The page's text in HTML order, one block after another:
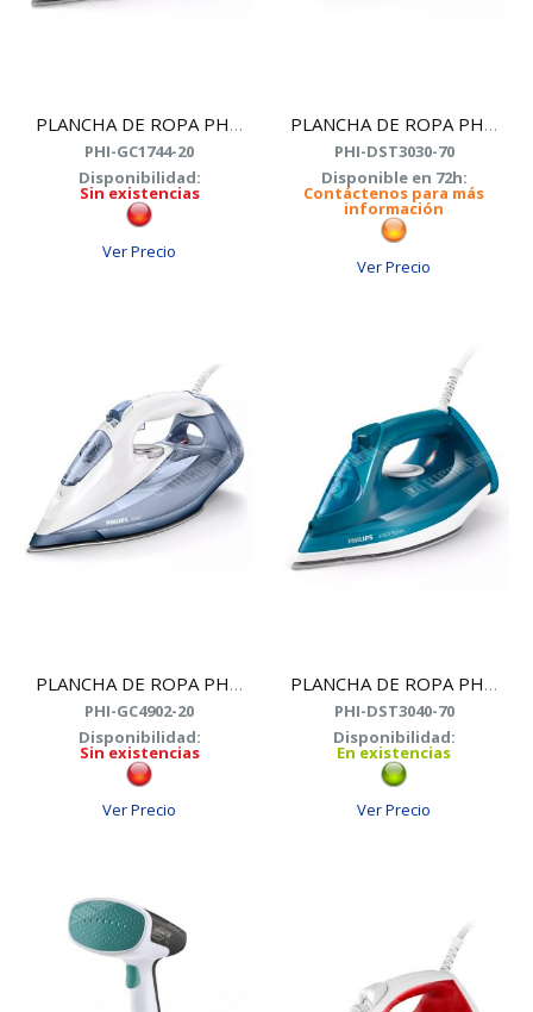
PLANCHA DE ROPA PHILIPS GC1744/20
PHI-GC1744-20
Disponibilidad:
Sin existencias
Ver Precio
PLANCHA DE ROPA PHILIPS DST3030/70
PHI-DST3030-70
Disponible en 72h:
Contáctenos para más
información
Ver Precio
PLANCHA DE ROPA PHILIPS GC4902/20 2800W
PHI-GC4902-20
Disponibilidad:
Sin existencias
Ver Precio
PLANCHA DE ROPA PHILIPS DST3040/70 2600W
PHI-DST3040-70
Disponibilidad:
En existencias
Ver Precio